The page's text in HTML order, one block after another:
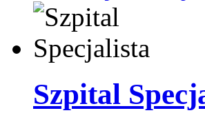
Szpital